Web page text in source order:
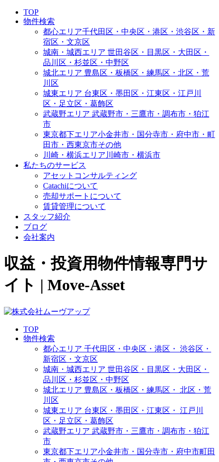
TOP
物件検索
都心エリア千代田区・中央区・港区・渋谷区・新
宿区・文京区
城南・城西エリア 世田谷区・目黒区・大田区・
品川区・杉並区・中野区
城北エリア 豊島区・板橋区・練馬区・北区・荒
川区
城東エリア 台東区・墨田区・江東区・江戸川
区・足立区・葛飾区
武蔵野エリア 武蔵野市・三鷹市・調布市・狛江
市
東京都下エリア小金井市・国分寺市・府中市・町
田市・西東京市その他
川崎・横浜エリア 川崎市・横浜市
私たちのサービス
アセットコンサルティング
Catachiについて
売却サポートについて
賃貸管理について
スタッフ紹介
ブログ
会社案内
収益・投資用物件情報専門サ
イト | Move-Asset
TOP
物件検索
都心エリア 千代田区・中央区・港区・ 渋谷区・
新宿区・文京区
城南・城西エリア 世田谷区・目黒区・大田区・
品川区・杉並区・中野区
城北エリア 豊島区・板橋区・練馬区・ 北区・荒
川区
城東エリア 台東区・墨田区・江東区・ 江戸川
区・足立区・葛飾区
武蔵野エリア 武蔵野市・三鷹市・調布市・ 狛江
市
東京都下エリア小金井市・国分寺市・府中市町田